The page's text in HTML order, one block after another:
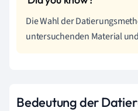
Die Wahl der
untersuchenden Material
Bedeutung der